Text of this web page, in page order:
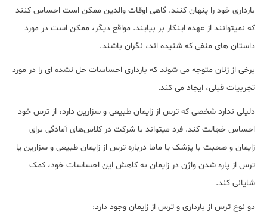
بارداری خود را پنهان کنند. گاهی اوقات والدین ممکن است احساس کنند
که نمیتوانند از عهده اینکار بر بیایند. مواقع دیگر، ممکن است در مورد
داستان های منفی که شنیده اند، نگران باشند.
برخی از زنان متوجه می شوند که بارداری احساسات حل نشده ای را در مورد
تجربیات قبلی، ایجاد می کند.
دلیلی ندارد شخصی که ترس از زایمان طبیعی و سزارین دارد، از ترس خود
احساس خجالت کند. فرد میتواند با شرکت در کلاس‌های آمادگی برای
زایمان و صحبت با پزشک یا ماما درباره ترس از زایمان طبیعی و سزارین یا
ترس از پاره شدن واژن در زایمان به کاهش این احساسات خود، کمک
شایانی کند.
دو نوع ترس از بارداری و ترس از زایمان وجود دارد: